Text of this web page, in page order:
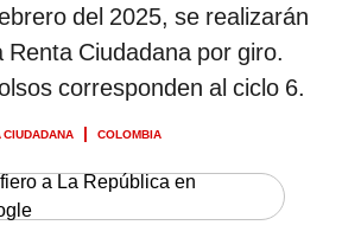
del 2025, se realizarán
Renta Ciudadana por giro.
corresponden al ciclo 6.
CIUDADANA COLOMBIA
a La República en